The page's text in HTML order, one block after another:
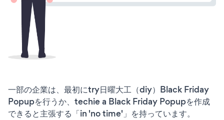
一部の企業は、最初にtry日曜大工（diy）Black Friday
Popupを行うか、techie a Black Friday Popupを作成
できると主張する「in 'no time'」を持っています。